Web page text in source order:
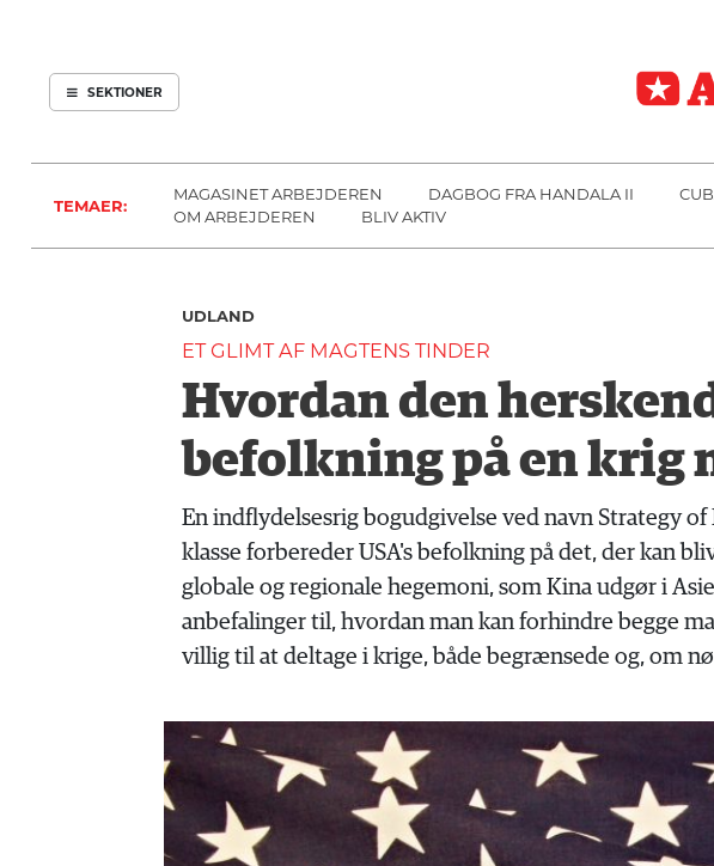
SEKTIONER
ARBEJDEREN
MENER
UDLAND
LÆSER
HISTORIE
SOUNDCLOUD
ABONNER
LOG IND
OM
SEKTIONER
TEMAER:
MAGASINET ARBEJDEREN DAGBOG FRA HANDALA II
OM ARBEJDEREN
BLIV AKTIV
UDLAND
ET GLIMT AF MAGTENS TINDER
Hvordan den
befolkning på en krig
En indflydelsesrig bogudgivelse ved navn Strategy
klasse forbereder USA's befolkning på det, der kan
globale og regionale hegemoni, som Kina udgør i
anbefalinger til, hvordan man kan forhindre begge
villig til at deltage i krige, både begrænsede og, om